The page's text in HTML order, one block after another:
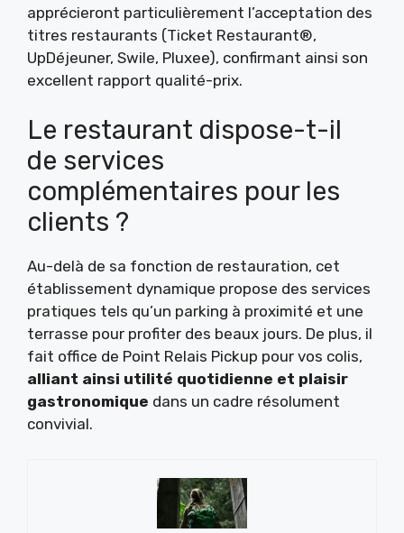
apprécieront particulièrement l’acceptation des
titres restaurants (Ticket Restaurant®,
UpDéjeuner, Swile, Pluxee), confirmant ainsi son
excellent rapport qualité-prix.
Le restaurant dispose-t-il
de services
complémentaires pour les
clients ?
Au-delà de sa fonction de restauration, cet
établissement dynamique propose des services
pratiques tels qu’un parking à proximité et une
terrasse pour profiter des beaux jours. De plus, il
fait office de Point Relais Pickup pour vos colis,
alliant ainsi utilité quotidienne et plaisir
gastronomique dans un cadre résolument
convivial.